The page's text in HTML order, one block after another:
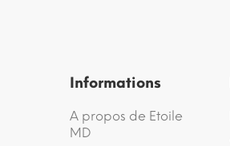
Informations
A propos de Etoile
MD